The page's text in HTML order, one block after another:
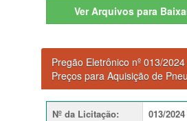
Ver Arquivos para
Pregão Eletrônico nº 013/
Preços para Aquisição de
Nº da Licitação:
013/2024